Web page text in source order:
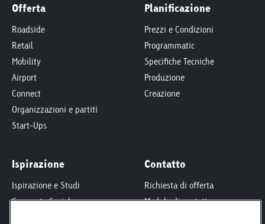
Offerta
Roadside
Retail
Mobility
Airport
Connect
Organizzazioni e partiti
Start-Ups
Planificazione
Prezzi e Condizioni
Programmatic
Specifiche Tecniche
Produzione
Creazione
Ispirazione
Ispirazione e Studi
Corporate Social
Contatto
Richiesta di offerta
Modulo di contatto